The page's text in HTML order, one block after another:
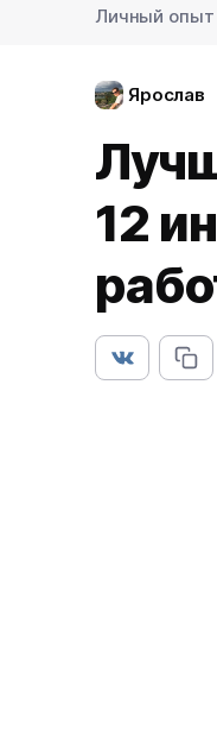
Личный опыт
Ярослав
12